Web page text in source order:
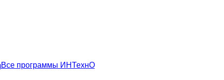
Все программы ИНТехнО